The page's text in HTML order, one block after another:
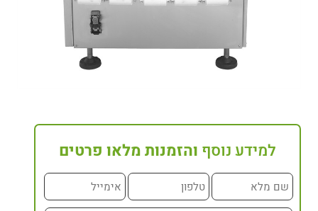
למידע נוסף והזמנות מלאו פרטים